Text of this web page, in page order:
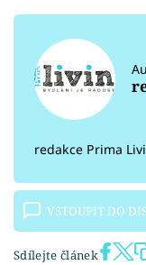
redakce Prima
VSTOUPIT DO
Sdílejte článek